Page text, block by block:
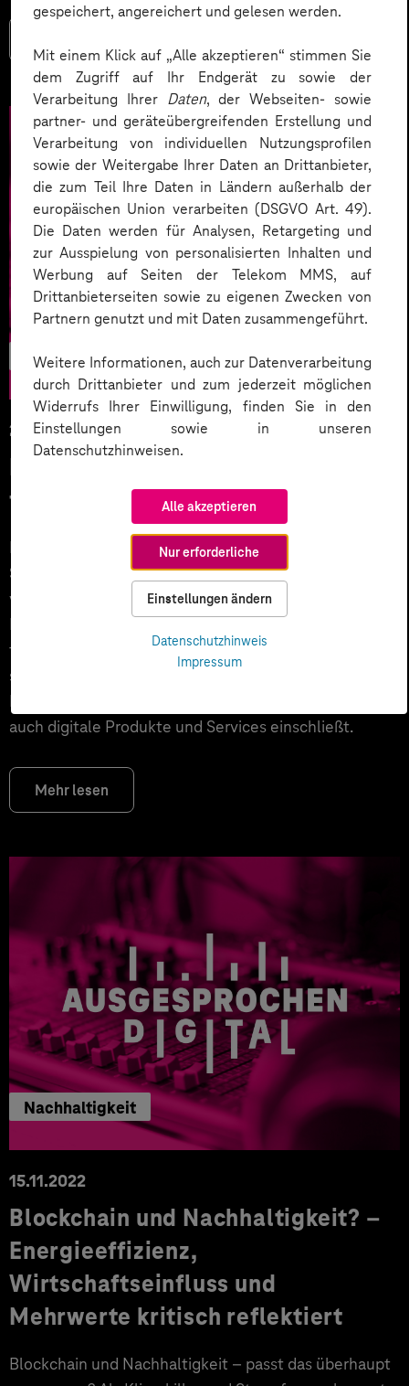
gespeichert, angereichert und gelesen werden.
Mit einem Klick auf „Alle akzeptieren“ stimmen Sie
dem Zugriff auf Ihr Endgerät zu sowie der
Verarbeitung Ihrer Daten, der Webseiten- sowie
partner- und geräteübergreifenden Erstellung und
Verarbeitung von individuellen Nutzungsprofilen
sowie der Weitergabe Ihrer Daten an Drittanbieter,
die zum Teil Ihre Daten in Ländern außerhalb der
europäischen Union verarbeiten (DSGVO Art. 49).
Die Daten werden für Analysen, Retargeting und
zur Ausspielung von personalisierten Inhalten und
Werbung auf Seiten der Telekom MMS, auf
Drittanbieterseiten sowie zu eigenen Zwecken von
Partnern genutzt und mit Daten zusammengeführt.
Weitere Informationen, auch zur Datenverarbeitung
durch Drittanbieter und zum jederzeit möglichen
Widerrufs Ihrer Einwilligung, finden Sie in den
Einstellungen sowie in unseren
Datenschutzhinweisen.
Alle akzeptieren
Nur erforderliche
Einstellungen ändern
Datenschutzhinweis
Impressum
CX/UX
28.04.2023
Digitale Barrierefreiheit leben –
für eine inklusive UX
In Deutschland gibt es 8 Millionen Menschen, die eine
Schwerbehinderung haben. Darüber hinaus gibt es
viele Menschen, die eine körperliche oder geistige
Beeinträchtigung aufgrund ihres Alters haben oder
temporär beeinträchtigt sind. Sie alle wollen
selbstverständlich am digitalen Leben teilhaben.
Barrierefreiheit ist demnach eine Anforderung, die
auch digitale Produkte und Services einschließt.
Mehr lesen
Nachhaltigkeit
15.11.2022
Blockchain und Nachhaltigkeit? –
Energieeffizienz,
Wirtschaftseinfluss und
Mehrwerte kritisch reflektiert
Blockchain und Nachhaltigkeit – passt das überhaupt